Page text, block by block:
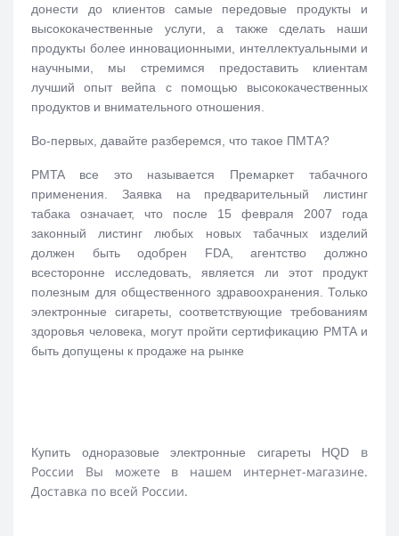
донести до клиентов самые передовые продукты и
высококачественные услуги, а также сделать наши
продукты более инновационными, интеллектуальными и
научными, мы стремимся предоставить клиентам
лучший опыт вейпа с помощью высококачественных
продуктов и внимательного отношения.
Во-первых, давайте разберемся, что такое ПМТА?
PMTA все это называется Премаркет табачного
применения. Заявка на предварительный листинг
табака означает, что после 15 февраля 2007 года
законный листинг любых новых табачных изделий
должен быть одобрен FDA, агентство должно
всесторонне исследовать, является ли этот продукт
полезным для общественного здравоохранения. Только
электронные сигареты, соответствующие требованиям
здоровья человека, могут пройти сертификацию PMTA и
быть допущены к продаже на рынке
Купить одноразовые электронные сигареты HQD в
России Вы можете в нашем интернет-магазине.
Доставка по всей России.